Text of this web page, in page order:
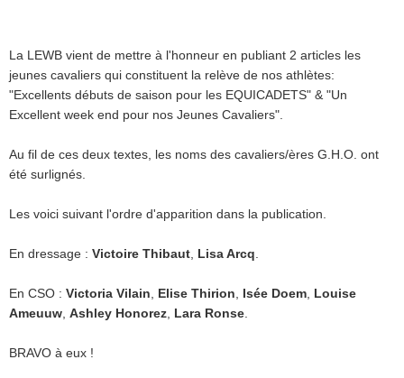
La LEWB vient de mettre à l'honneur en publiant 2 articles les
jeunes cavaliers qui constituent la relève de nos athlètes:
"Excellents débuts de saison pour les EQUICADETS" & "Un
Excellent week end pour nos Jeunes Cavaliers".
Au fil de ces deux textes, les noms des cavaliers/ères G.H.O. ont
été surlignés.
Les voici suivant l'ordre d'apparition dans la publication.
En dressage : Victoire Thibaut Lisa Arcq
En CSO : Victoria Vilain Elise Thirion Isée Doem Louise
Ameuuw Ashley Honorez Lara Ronse
BRAVO à eux !